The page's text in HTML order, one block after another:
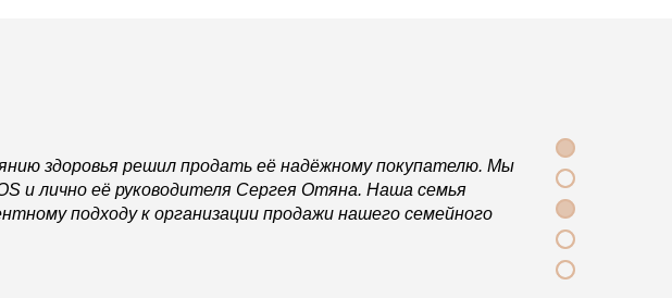
здоровья решил продать её надёжному покупателю. Мы
и лично её руководителя Сергея Отяна. Наша семья
подходу к организации продажи нашего семейного